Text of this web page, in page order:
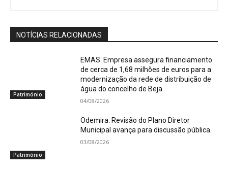
NOTÍCIAS RELACIONADAS
Património
EMAS: Empresa assegura financiamento
de cerca de 1,68 milhões de euros para a
modernização da rede de distribuição de
água do concelho de Beja.
04/08/2026
Património
Odemira: Revisão do Plano Diretor
Municipal avança para discussão pública.
03/08/2026